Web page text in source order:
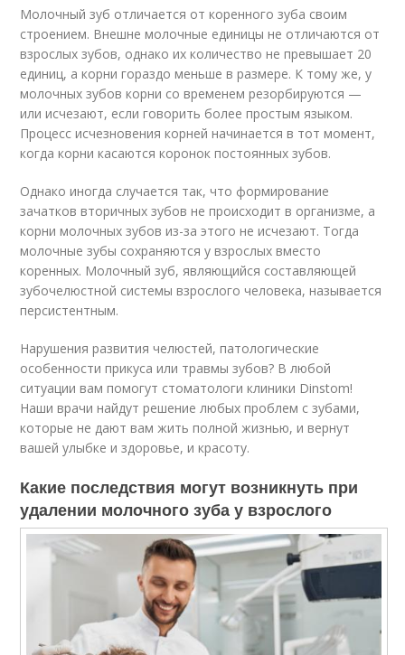
Молочный зуб отличается от коренного зуба своим
строением. Внешне молочные единицы не отличаются от
взрослых зубов, однако их количество не превышает 20
единиц, а корни гораздо меньше в размере. К тому же, у
молочных зубов корни со временем резорбируются —
или исчезают, если говорить более простым языком.
Процесс исчезновения корней начинается в тот момент,
когда корни касаются коронок постоянных зубов.
Однако иногда случается так, что формирование
зачатков вторичных зубов не происходит в организме, а
корни молочных зубов из-за этого не исчезают. Тогда
молочные зубы сохраняются у взрослых вместо
коренных. Молочный зуб, являющийся составляющей
зубочелюстной системы взрослого человека, называется
персистентным.
Нарушения развития челюстей, патологические
особенности прикуса или травмы зубов? В любой
ситуации вам помогут стоматологи клиники Dinstom!
Наши врачи найдут решение любых проблем с зубами,
которые не дают вам жить полной жизнью, и вернут
вашей улыбке и здоровье, и красоту.
Какие последствия могут возникнуть при
удалении молочного зуба у взрослого